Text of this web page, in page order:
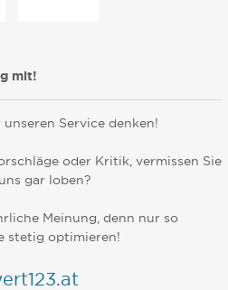
mit!
unseren Service denken!
oder Kritik, vermissen Sie
gar loben?
Meinung, denn nur so
stetig optimieren!